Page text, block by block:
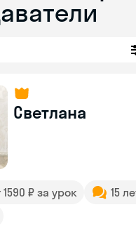
Светлана
1590 ₽ за урок
15